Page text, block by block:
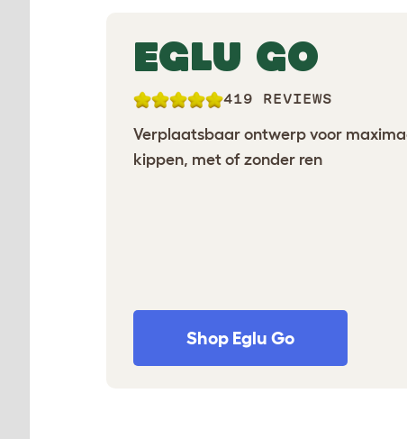
EGLU GO
419 REVIEWS
Verplaatsbaar ontwerp voor
kippen, met of zonder ren
Shop Eglu Go